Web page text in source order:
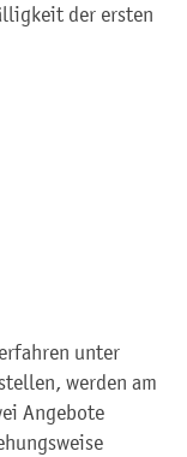
der ersten
unter
werden am
Angebote